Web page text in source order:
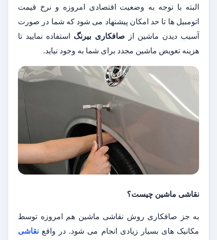
البته با توجه به وضعیت اقتصادی امروزه و نرخ قیمت
اتومبیل ‌ها تا حد امکان پیشنهاد می‌ شود که شما در صورت
آسیب دیدن ماشین از صافکاری بیرنگ استفاده نمایید تا
هزینه تعویض ماشین مجدد برای شما به وجود نیاید.
نقاشی ماشین چیست؟
به‌ جز صافکاری روش نقاشی ماشین هم امروزه توسط
مکانیک های بسیار زیادی انجام می ‌شود. در واقع نقاشی